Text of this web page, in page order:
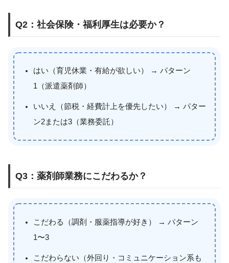
Q2：社会保険・福利厚生は必要か？
はい（育児休業・有給が欲しい） → パターン
1（派遣薬剤師）
いいえ（節税・経費計上を優先したい） → パター
ン2または3（業務委託）
Q3：薬剤師業務にこだわるか？
こだわる（調剤・服薬指導が好き） → パターン
1〜3
こだわらない（外回り・コミュニケーション系も